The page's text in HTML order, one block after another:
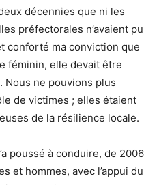
décennies que ni les
préfectorales n’avaient pu
conforté ma conviction que
féminin, elle devait être
Nous ne pouvions plus
de victimes ; elles étaient
de la résilience locale.
poussé à conduire, de 2006
et hommes, avec l’appui du